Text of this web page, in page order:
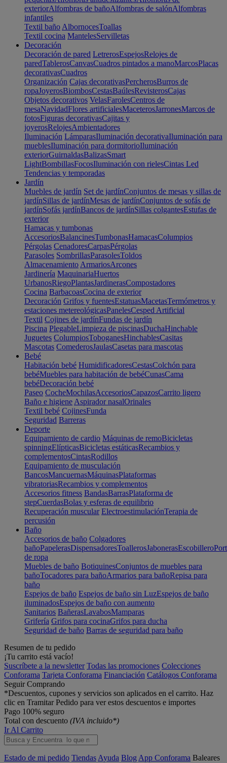
exteriorAlfombras de bañoAlfombras de salónAlfombras
infantiles
Textil baño AlbornocesToallas
Textil cocina MantelesServilletas
Decoración
Decoración de pared LetrerosEspejosRelojes de
paredTablerosCanvasCuadros pintados a manoMarcosPlacas
decorativasCuadros
Organización Cajas decorativasPercherosBurros de
ropaJoyerosBiombosCestasBaúlesRevisterosCajas
Objetos decorativos VelasFarolesCentros de
mesaNavidadFlores artificialesMaceterosJarronesMarcos de
fotosFiguras decorativasCajitas y
joyerosRelojesAmbientadores
Iluminación LámparasIluminación decorativaIluminación para
mueblesIluminación para dormitorioIluminación
exteriorGuirnaldasBalizasSmart
LightBombillasFocosIluminación con rielesCintas Led
Tendencias y temporadas
Jardín
Muebles de jardín Set de jardínConjuntos de mesas y sillas de
jardínSillas de jardínMesas de jardínConjuntos de sofás de
jardínSofás jardínBancos de jardínSillas colgantesEstufas de
exterior
Hamacas y tumbonas
AccesoriosBalancinesTumbonasHamacasColumpios
Pérgolas CenadoresCarpasPérgolas
Parasoles SombrillasParasolesToldos
Almacenamiento ArmariosArcones
Jardinería MaquinariaHuertos
UrbanosRiegoPlantasJardinerasCompostadores
Cocina BarbacoasCocina de exterior
Decoración Grifos y fuentesEstatuasMacetasTermómetros y
estaciones metereológicasPanelesCesped Artificial
Textil Cojines de jardínFundas de jardín
Piscina PlegableLimpieza de piscinasDuchaHinchable
Juguetes ColumpiosToboganesHinchablesCasitas
Mascotas ComederosJaulasCasetas para mascotas
Bebé
Habitación bebé HumidificadoresCestasColchón para
bebéMuebles para habitación de bebéCunasCama
bebéDecoración bebé
Paseo CocheMochilasAccesoriosCapazosCarrito ligero
Baño e higiene Aspirador nasalOrinales
Textil bebé CojinesFunda
Seguridad Barreras
Deporte
Equipamiento de cardio Máquinas de remoBicicletas
spinningElípticasBicicletas estáticasRecambios y
complementosCintasRodillos
Equipamiento de musculación
BancosMancuernasMáquinasPlataformas
vibratoriasRecambios y complementos
Accesorios fitness BandasBarrasPlataforma de
stepCuerdasBolas y esferas de equilibrio
Recuperación muscular ElectroestimulaciónTerapia de
percusión
Baño
Accesorios de baño Colgadores
bañoPapelerasDispensadoresToallerosJabonerasEscobillero
de ropa
Muebles de baño BotiquinesConjuntos de muebles para
bañoTocadores para bañoArmarios para bañoRepisa para
baño
Espejos de baño Espejos de baño sin LuzEspejos de baño
iluminadosEspejos de baño con aumento
Sanitarios BañerasLavabosMamparas
Grifería Grifos para cocinaGrifos para ducha
Seguridad de baño Barras de seguridad para baño
Resumen de tu pedido
¡Tu carrito está vacío!
Suscríbete a la newsletter Todas las promociones Colecciones
Conforama Tarjeta Conforama Financiación Catálogos Conforama
Seguir Comprando
*Descuentos, cupones y servicios son aplicados en el carrito. Haz
clic en Tramitar Pedido para ver estos descuentos e importes
Pago 100% seguro
Total con descuento (IVA incluido*)
Ir Al Carrito
Estado de mi pedido Tiendas Ayuda Blog App Conforama Baleares